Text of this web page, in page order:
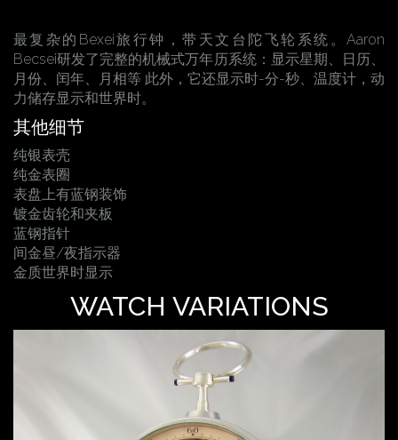
最复杂的Bexei旅行钟，带天文台陀飞轮系统。Aaron
Becsei研发了完整的机械式万年历系统：显示星期、日历、
月份、闰年、月相等 此外，它还显示时-分-秒、温度计，动
力储存显示和世界时。
其他细节
纯银表壳
纯金表圈
表盘上有蓝钢装饰
镀金齿轮和夹板
蓝钢指针
间金昼/夜指示器
金质世界时显示
WATCH VARIATIONS